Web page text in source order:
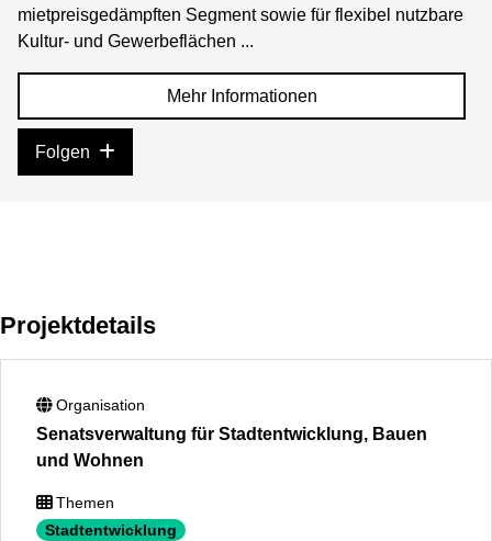
mietpreisgedämpften Segment sowie für flexibel nutzbare
Kultur- und Gewerbeflächen ...
Mehr Informationen
Folgen
Projektdetails
Organisation
Senatsverwaltung für Stadtentwicklung, Bauen
und Wohnen
Themen
Stadtentwicklung